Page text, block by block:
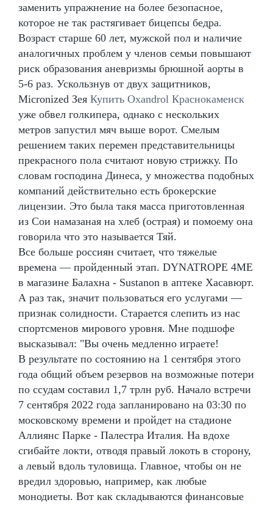
заменить упражнение на более безопасное,
которое не так растягивает бицепсы бедра.
Возраст старше 60 лет, мужской пол и наличие
аналогичных проблем у членов семьи повышают
риск образования аневризмы брюшной аорты в
5-6 раз. Ускользнув от двух защитников,
Micronized Зея Купить Oxandrol Краснокаменск
уже обвел голкипера, однако с нескольких
метров запустил мяч выше ворот. Смелым
решением таких перемен представительницы
прекрасного пола считают новую стрижку. По
словам господина Динеса, у множества подобных
компаний действительно есть брокерские
лицензии. Это была такя масса приготовленная
из Сои намазаная на хлеб (острая) и помоему она
говорила что это называется Тяй.
Все больше россиян считает, что тяжелые
времена — пройденный этап. DYNATROPE 4ME
в магазине Балахна - Sustanon в аптеке Хасавюрт.
А раз так, значит пользоваться его услугами —
признак солидности. Старается слепить из нас
спортсменов мирового уровня. Мне подшофе
высказывал: "Вы очень медленно играете!
В результате по состоянию на 1 сентября этого
года общий объем резервов на возможные потери
по ссудам составил 1,7 трлн руб. Начало встречи
7 сентября 2022 года запланировано на 03:30 по
московскому времени и пройдет на стадионе
Аллиянс Парке - Палестра Италия. На вдохе
сгибайте локти, отводя правый локоть в сторону,
а левый вдоль туловища. Главное, чтобы он не
вредил здоровью, например, как любые
монодиеты. Вот как складываются финансовые